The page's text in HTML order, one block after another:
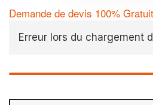
Demande de devis 100% Gratuit
Erreur lors du chargement